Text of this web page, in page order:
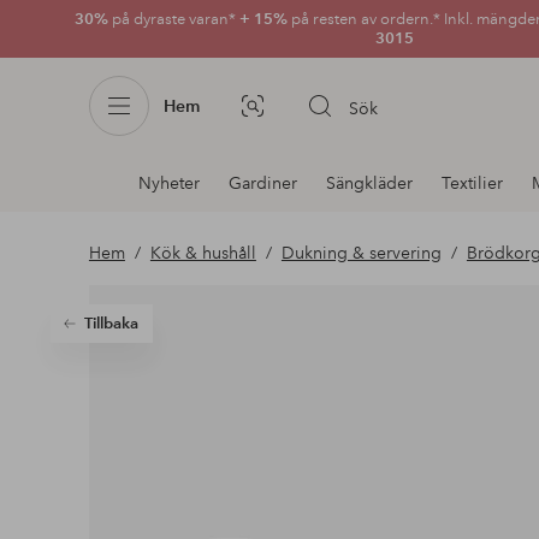
30% på dyraste varan* + 15% på resten av ordern.* Inkl.
3015
Hem Bildsök Sök
Avdelnings
navigation
Nyheter Gardiner Sängkläder Textilier
Hem Kök & hushåll Dukning & servering
Tillbaka